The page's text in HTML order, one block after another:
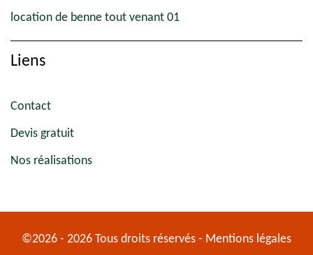
location de benne tout venant 01
Liens
Contact
Devis gratuit
Nos réalisations
©2026 - 2026 Tous droits réservés - Mentions légales